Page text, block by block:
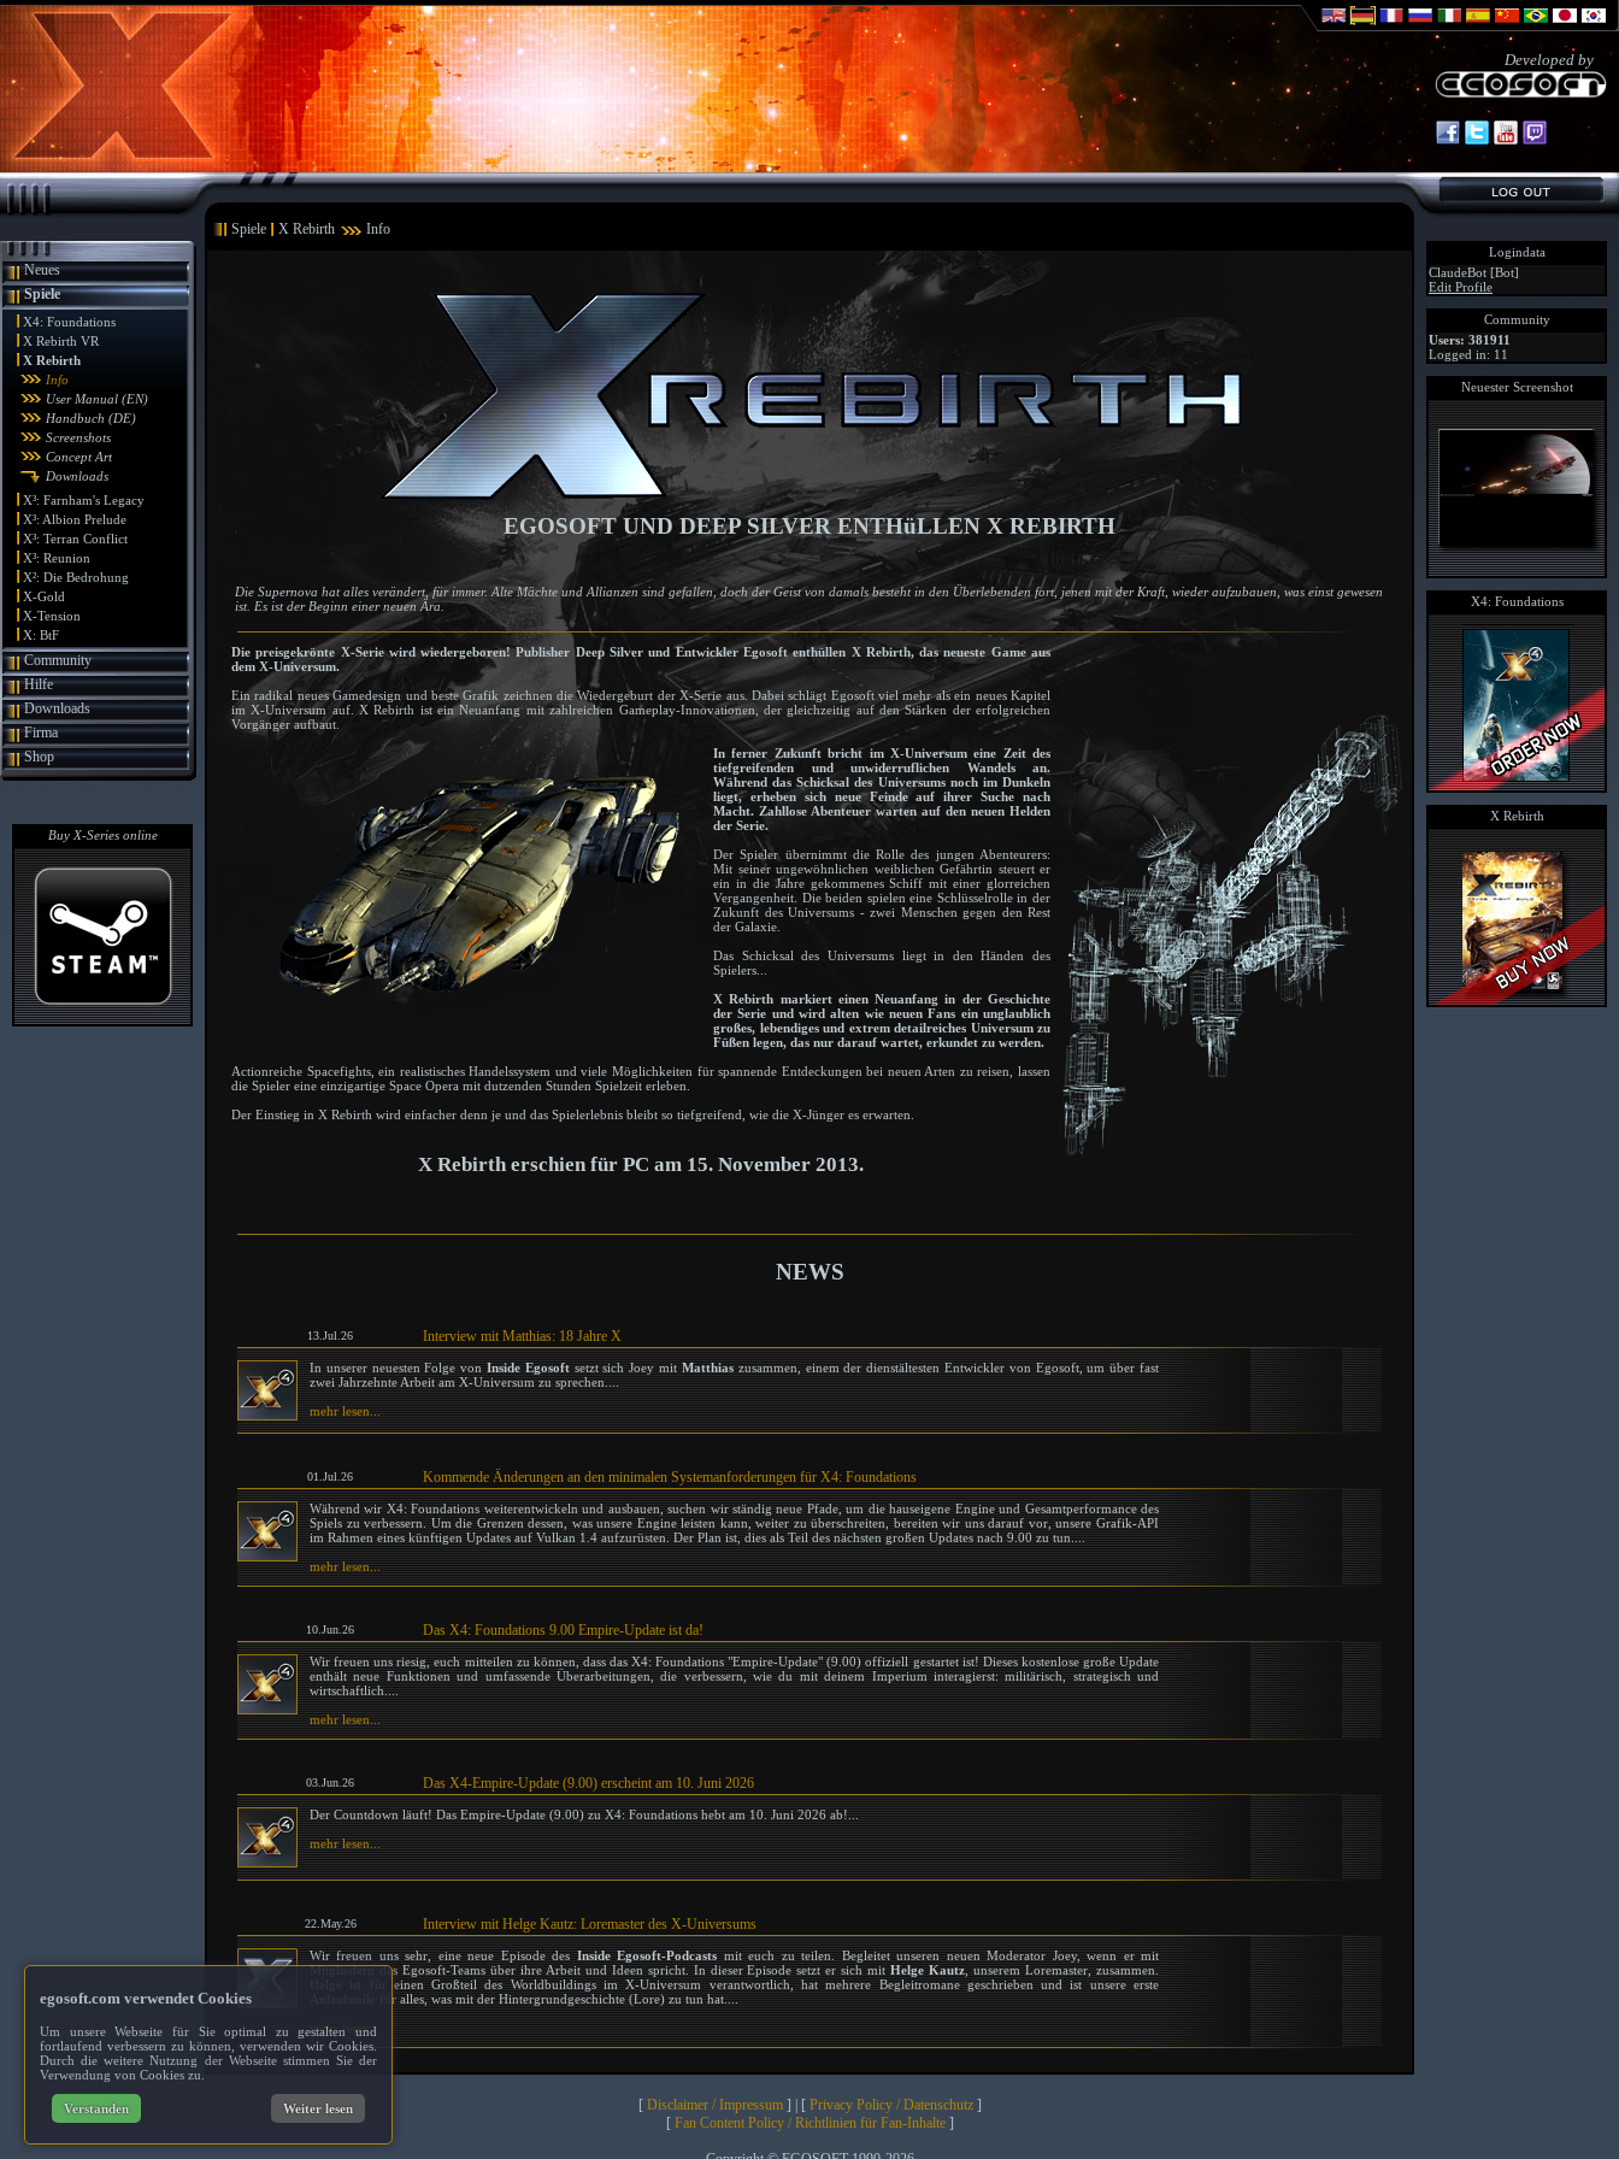
egosoft.com verwendet Cookies
Um unsere Webseite für Sie optimal zu gestalten und
fortlaufend verbessern zu können, verwenden wir Cookies.
Durch die weitere Nutzung der Webseite stimmen Sie der
Verwendung von Cookies zu.
Verstanden Weiter lesen
Developed by
Spiele X Rebirth Info
Neues
Spiele
X4: Foundations
X Rebirth VR
X Rebirth
Info
User Manual (EN)
Handbuch (DE)
Screenshots
Concept Art
Downloads
X³: Farnham's Legacy
X³: Albion Prelude
X³: Terran Conflict
X³: Reunion
X²: Die Bedrohung
X-Gold
X-Tension
X: BtF
Community
Hilfe
Downloads
Firma
Shop
Buy X-Series online
EGOSOFT UND DEEP SILVER ENTHüLLEN X REBIRTH
Die Supernova hat alles verändert, für immer. Alte Mächte und Allianzen sind gefallen, doch der Geist von damals besteht in den Überlebenden fort, jenen mit der Kraft, wieder aufzubauen, was einst gewesen
ist. Es ist der Beginn einer neuen Ära.
Die preisgekrönte X-Serie wird wiedergeboren! Publisher Deep Silver und Entwickler Egosoft enthüllen X Rebirth, das neueste Game aus
dem X-Universum.
Ein radikal neues Gamedesign und beste Grafik zeichnen die Wiedergeburt der X-Serie aus. Dabei schlägt Egosoft viel mehr als ein neues Kapitel
im X-Universum auf. X Rebirth ist ein Neuanfang mit zahlreichen Gameplay-Innovationen, der gleichzeitig auf den Stärken der erfolgreichen
Vorgänger aufbaut.
In ferner Zukunft bricht im X-Universum eine Zeit des
tiefgreifenden und unwiderruflichen Wandels an.
Während das Schicksal des Universums noch im Dunkeln
liegt, erheben sich neue Feinde auf ihrer Suche nach
Macht. Zahllose Abenteuer warten auf den neuen Helden
der Serie.
Der Spieler übernimmt die Rolle des jungen Abenteurers:
Mit seiner ungewöhnlichen weiblichen Gefährtin steuert er
ein in die Jahre gekommenes Schiff mit einer glorreichen
Vergangenheit. Die beiden spielen eine Schlüsselrolle in der
Zukunft des Universums - zwei Menschen gegen den Rest
der Galaxie.
Das Schicksal des Universums liegt in den Händen des
Spielers...
X Rebirth markiert einen Neuanfang in der Geschichte
der Serie und wird alten wie neuen Fans ein unglaublich
großes, lebendiges und extrem detailreiches Universum zu
Füßen legen, das nur darauf wartet, erkundet zu werden.
Actionreiche Spacefights, ein realistisches Handelssystem und viele Möglichkeiten für spannende Entdeckungen bei neuen Arten zu reisen, lassen
die Spieler eine einzigartige Space Opera mit dutzenden Stunden Spielzeit erleben.
Der Einstieg in X Rebirth wird einfacher denn je und das Spielerlebnis bleibt so tiefgreifend, wie die X-Jünger es erwarten.
X Rebirth erschien für PC am 15. November 2013.
NEWS
13.Jul.26 Interview mit Matthias: 18 Jahre X
In unserer neuesten Folge vonInside Egosoftsetzt sich Joey mit Matthiaszusammen, einem der dienstältesten Entwickler von Egosoft, um über fast
zwei Jahrzehnte Arbeit am X-Universum zu sprechen....
mehr lesen...
01.Jul.26 Kommende Änderungen an den minimalen Systemanforderungen für X4: Foundations
Während wir X4: Foundations weiterentwickeln und ausbauen, suchen wir ständig neue Pfade, um die hauseigene Engine und Gesamtperformance des
Spiels zu verbessern. Um die Grenzen dessen, was unsere Engine leisten kann, weiter zu überschreiten, bereiten wir uns darauf vor, unsere Grafik-API
im Rahmen eines künftigen Updates auf Vulkan 1.4 aufzurüsten. Der Plan ist, dies als Teil des nächsten großen Updates nach 9.00 zu tun....
mehr lesen...
10.Jun.26 Das X4: Foundations 9.00 Empire-Update ist da!
Wir freuen uns riesig, euch mitteilen zu können, dass das X4: Foundations "Empire-Update" (9.00) offiziell gestartet ist! Dieses kostenlose große Update
enthält neue Funktionen und umfassende Überarbeitungen, die verbessern, wie du mit deinem Imperium interagierst: militärisch, strategisch und
wirtschaftlich....
mehr lesen...
03.Jun.26 Das X4-Empire-Update (9.00) erscheint am 10. Juni 2026
Der Countdown läuft! Das Empire-Update (9.00) zu X4: Foundations hebt am 10. Juni 2026 ab!...
mehr lesen...
22.May.26 Interview mit Helge Kautz: Loremaster des X-Universums
Wir freuen uns sehr, eine neue Episode des Inside Egosoft-Podcasts mit euch zu teilen. Begleitet unseren neuen Moderator Joey, wenn er mit
Mitgliedern des Egosoft-Teams über ihre Arbeit und Ideen spricht. In dieser Episode setzt er sich mitHelge Kautz , unserem Loremaster, zusammen.
Helge ist für einen Großteil des Worldbuildings im X-Universum verantwortlich, hat mehrere Begleitromane geschrieben und ist unsere erste
Anlaufstelle für alles, was mit der Hintergrundgeschichte (Lore) zu tun hat....
mehr lesen...
Logindata
ClaudeBot [Bot]
Edit Profile
Community
Users: 381911
Logged in: 11
Neuester Screenshot
X4: Foundations
X Rebirth
[ Disclaimer / Impressum] | [ Privacy Policy / Datenschutz]
[ Fan Content Policy / Richtlinien für Fan-Inhalte]